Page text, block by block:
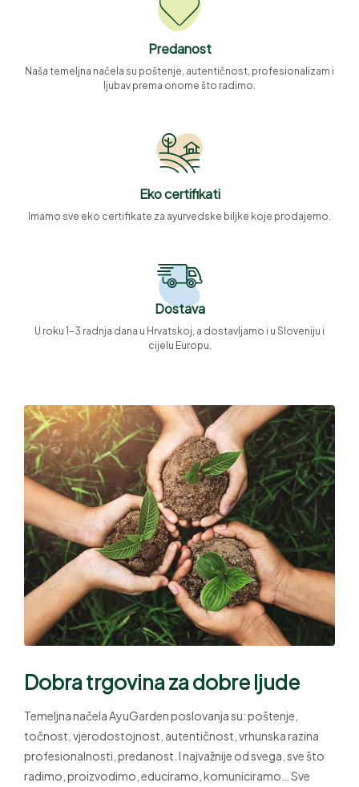
Predanost
Naša temeljna načela su poštenje, autentičnost, profesionalizam i
ljubav prema onome što radimo.
Eko certifikati
Imamo sve eko certifikate za ayurvedske biljke koje prodajemo.
Dostava
U roku 1-3 radnja dana u Hrvatskoj, a dostavljamo i u Sloveniju i
cijelu Europu.
Dobra trgovina za dobre ljude
Temeljna načela AyuGarden poslovanja su: poštenje,
točnost, vjerodostojnost, autentičnost, vrhunska razina
profesionalnosti, predanost. I najvažnije od svega, sve što
radimo, proizvodimo, educiramo, komuniciramo… Sve